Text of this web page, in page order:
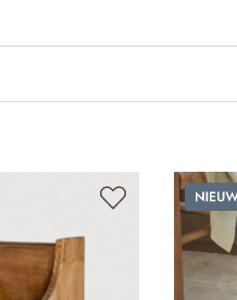
Nieuw